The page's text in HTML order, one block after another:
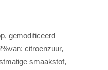
gemodificeerd
citroenzuur,
smaakstof,